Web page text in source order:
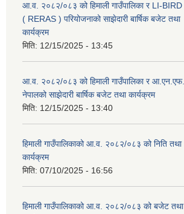
आ.व. २०८२/०८३ को हिमाली गाउँपालिका र LI-BIRD
( RERAS ) परियोजनाको साझेदारी बार्षिक बजेट तथा
कार्यक्रम
मिति: 12/15/2025 - 13:45
आ.व. २०८२/०८३ को हिमाली गाउँपालिका र आ.एन.एफ.
नेपालको साझेदारी बार्षिक बजेट तथा कार्यक्रम
मिति: 12/15/2025 - 13:40
हिमाली गाउँपालिकाको आ.व. २०८२/०८३ को निति तथा
कार्यक्रम
मिति: 07/10/2025 - 16:56
हिमाली गाउँपालिकाको आ.व. २०८२/०८३ को बजेट तथा